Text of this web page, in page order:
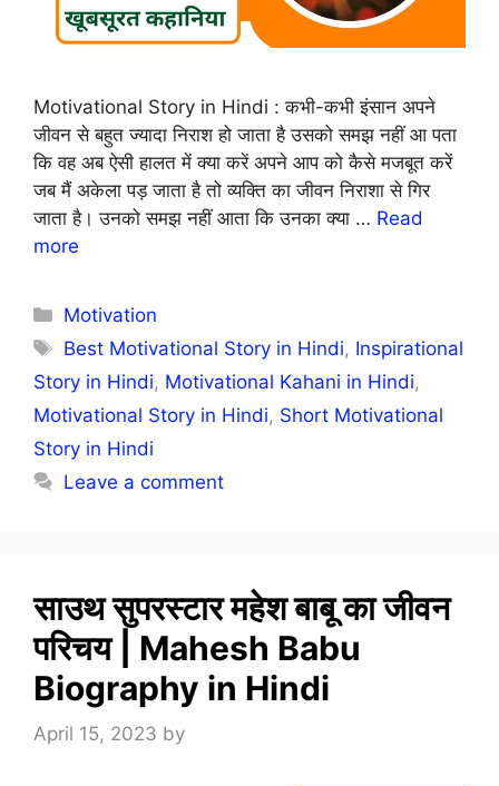
Motivational Story in Hindi : कभी-कभी इंसान अपने
जीवन से बहुत ज्यादा निराश हो जाता है उसको समझ नहीं आ पता
कि वह अब ऐसी हालत में क्या करें अपने आप को कैसे मजबूत करें
जब मैं अकेला पड़ जाता है तो व्यक्ति का जीवन निराशा से गिर
जाता है। उनको समझ नहीं आता कि उनका क्या … Read
more
Categories
Motivation
Tags
Best Motivational Story in Hindi, Inspirational
Story in Hindi, Motivational Kahani in Hindi,
Motivational Story in Hindi, Short Motivational
Story in Hindi
Leave a comment
साउथ सुपरस्टार महेश बाबू का जीवन
परिचय | Mahesh Babu
Biography in Hindi
April 15, 2023 by